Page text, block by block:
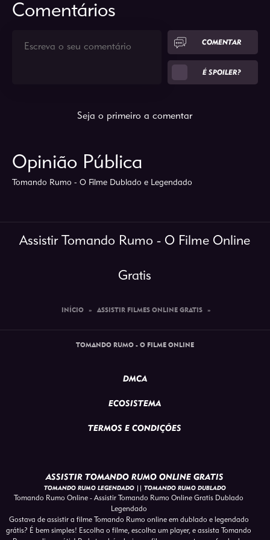
Comentários
COMENTAR
É SPOILER?
Seja o primeiro a comentar
Opinião Pública
Tomando Rumo - O Filme Dublado e Legendado
Assistir Tomando Rumo - O Filme Online
Gratis
INÍCIO » ASSISTIR FILMES ONLINE GRATIS »
TOMANDO RUMO - O FILME ONLINE
DMCA
ECOSISTEMA
TERMOS E CONDIÇÕES
ASSISTIR TOMANDO RUMO ONLINE GRATIS
TOMANDO RUMO LEGENDADO || TOMANDO RUMO DUBLADO
Tomando Rumo Online - Assistir Tomando Rumo Online Gratis Dublado
Legendado
Gostava de assistir a filme Tomando Rumo online em dublado e legendado
grátis? É bem simples! Escolha o filme, escolha um player, e assista Tomando